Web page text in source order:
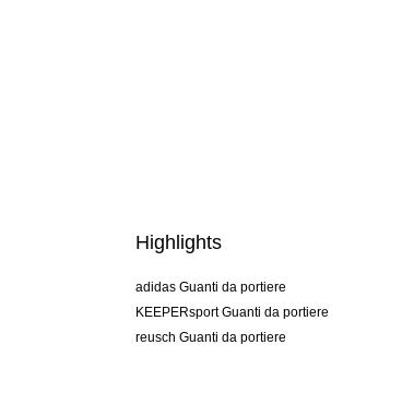
Highlights
adidas Guanti da portiere
KEEPERsport Guanti da portiere
reusch Guanti da portiere